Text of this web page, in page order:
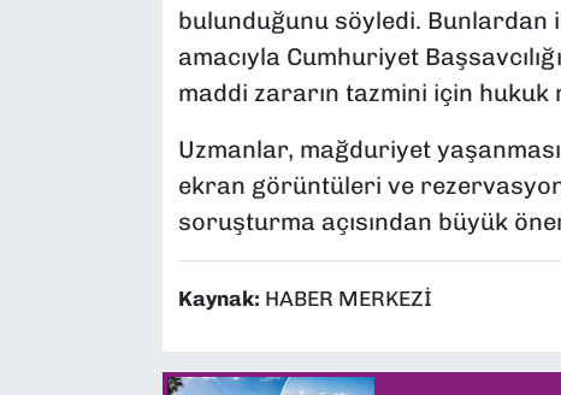
bulunduğunu söyledi.
amacıyla Cumhuriyet
maddi zararın tazmini için
Uzmanlar, mağduriyet
ekran görüntüleri ve rezervasyon
soruşturma açısından büyük
Kaynak: HABER MERKEZİ